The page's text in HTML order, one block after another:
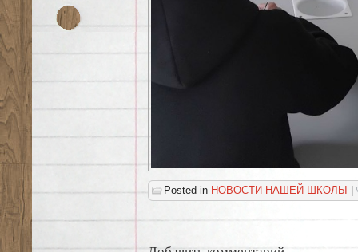
Posted in НОВОСТИ НАШЕЙ ШКОЛЫ |